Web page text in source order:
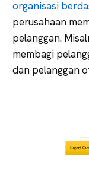
organisasi
perusahaan
pelanggan.
membagi
dan pelanggan